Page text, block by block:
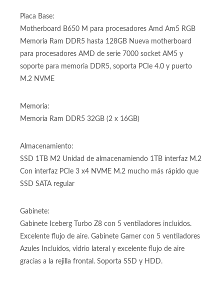
Placa Base:
Motherboard B650 M para procesadores Amd Am5 RGB
Memoria Ram DDR5 hasta 128GB Nueva motherboard
para procesadores AMD de serie 7000 socket AM5 y
soporte para memoria DDR5, soporta PCIe 4.0 y puerto
M.2 NVME
Memoria:
Memoria Ram DDR5 32GB (2 x 16GB)
Almacenamiento:
SSD 1TB M2 Unidad de almacenamiendo 1TB interfaz M.2
Con interfaz PCIe 3 x4 NVME M.2 mucho más rápido que
SSD SATA regular
Gabinete:
Gabinete Iceberg Turbo Z8 con 5 ventiladores incluidos.
Excelente flujo de aire. Gabinete Gamer con 5 ventiladores
Azules Incluidos, vidrio lateral y excelente flujo de aire
gracias a la rejilla frontal. Soporta SSD y HDD.